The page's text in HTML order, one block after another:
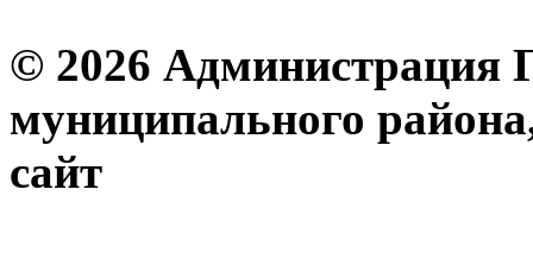
© 2026 Администрация
муниципального